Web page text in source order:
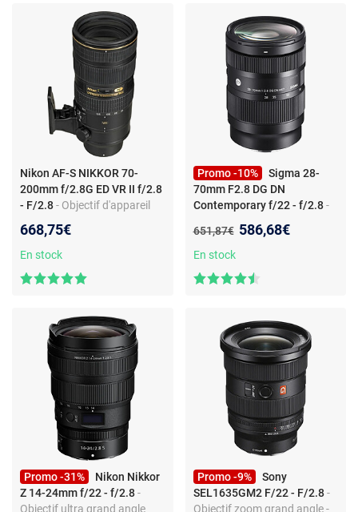
Nikon AF-S NIKKOR 70-
200mm f/2.8G ED VR II f/2.8
- F/2.8- Objectif d'appareil
Monture Nikon F -
Stabilisation VR
668,75€
En stock
Promo -10%
Sigma 28-
70mm F2.8 DG DN
Contemporary f/22 - f/2.8 -
zoom standard - monture
Sony FE - plein format -
Ancien prix :
651,87€ Nouveau prix :
586,68€
En stock
Promo -31%
Nikon Nikkor
Z 14-24mm f/22 - f/2.8-
Objectif ultra grand angle
Promo -9%
Sony
SEL1635GM2 F/22 - F/2.8 -
Objectif zoom grand angle -